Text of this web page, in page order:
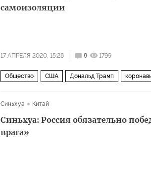
самоизоляции
17 АПРЕЛЯ 2020, 15:28 8 1799
Общество США Дональд Трамп
Синьхуа Китай
Синьхуа: Россия обязательно
врага»